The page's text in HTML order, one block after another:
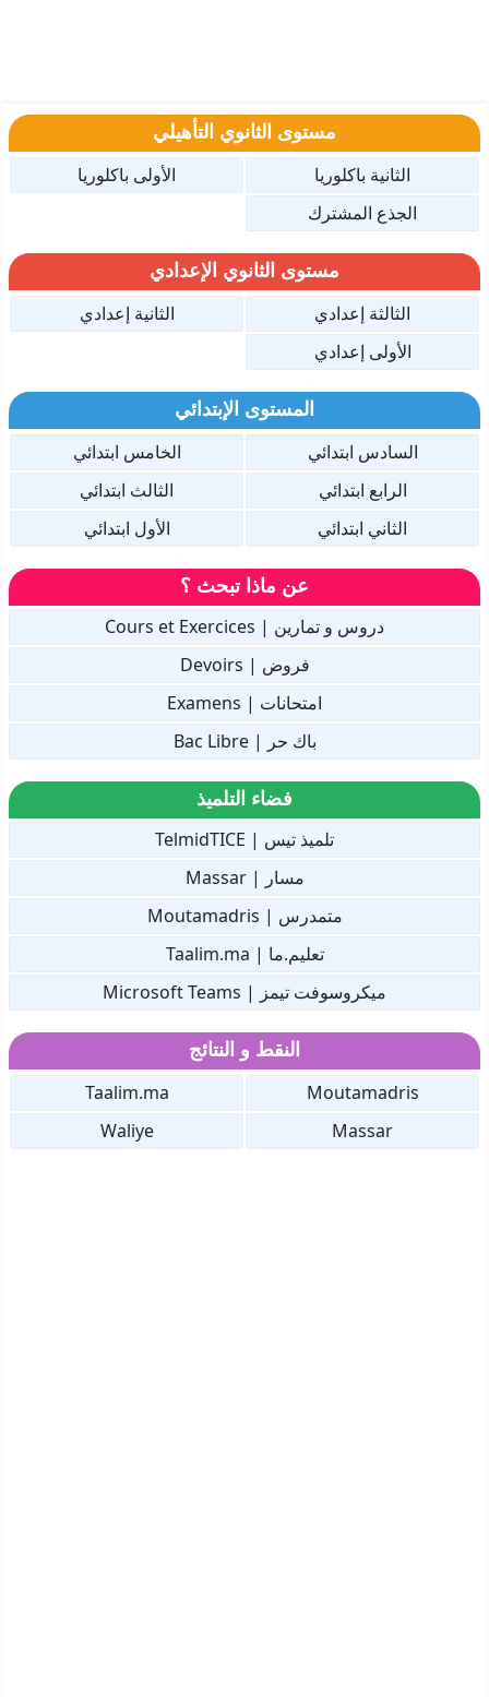
مستوى الثانوي التأهيلي
الثانية باكلوريا
الأولى باكلوريا
الجذع المشترك
مستوى الثانوي الإعدادي
الثالثة إعدادي
الثانية إعدادي
الأولى إعدادي
المستوى الإبتدائي
السادس ابتدائي
الخامس ابتدائي
الرابع ابتدائي
الثالث ابتدائي
الثاني ابتدائي
الأول ابتدائي
عن ماذا تبحث ؟
دروس و تمارين | Cours et Exercices
فروض | Devoirs
امتحانات | Examens
باك حر | Bac Libre
فضاء التلميذ
تلميذ تيس | TelmidTICE
مسار | Massar
متمدرس | Moutamadris
تعليم.ما | Taalim.ma
ميكروسوفت تيمز | Microsoft Teams
النقط و النتائج
Moutamadris
Taalim.ma
Massar
Waliye